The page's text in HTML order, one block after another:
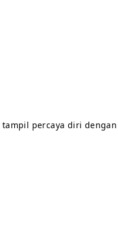
percaya diri